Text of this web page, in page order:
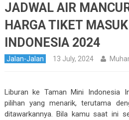
JADWAL AIR
HARGA TIKET
INDONESIA 2024
Jalan-Jalan 13 July, 2024
Liburan ke Taman Mini Indonesia
pilihan yang menarik, terutama
ditawarkannya. Bila kamu saat ini